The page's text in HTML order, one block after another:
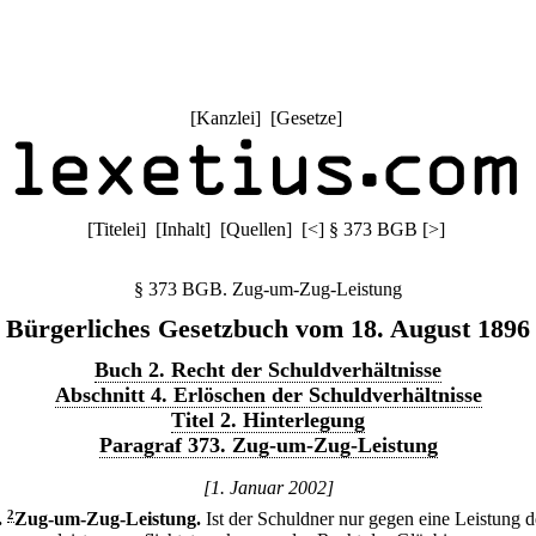
[Kanzlei] [Gesetze]
[Titelei] [Inhalt] [Quellen] [<] § 373 BGB [>]
§ 373 BGB. Zug-um-Zug-Leistung
Bürgerliches Gesetzbuch vom 18. August 1896
Buch 2. Recht der Schuldverhältnisse
Abschnitt 4. Erlöschen der Schuldverhältnisse
Titel 2. Hinterlegung
Paragraf 373. Zug-um-Zug-Leistung
[1. Januar 2002]
2Zug-um-Zug-Leistung. Ist der Schuldner nur gegen eine Leistung